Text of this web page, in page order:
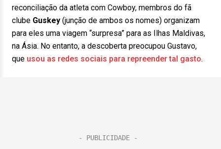
reconciliação da atleta com Cowboy, membros do fã
clube Guskey (junção de ambos os nomes) organizam
para eles uma viagem “surpresa” para as Ilhas Maldivas,
na Ásia. No entanto, a descoberta preocupou Gustavo,
que usou as redes sociais para repreender tal gasto.